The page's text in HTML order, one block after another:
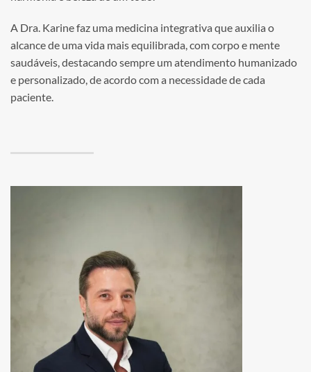
A Dra. Karine faz uma medicina integrativa que auxilia o
alcance de uma vida mais equilibrada, com corpo e mente
saudáveis, destacando sempre um atendimento humanizado
e personalizado, de acordo com a necessidade de cada
paciente.